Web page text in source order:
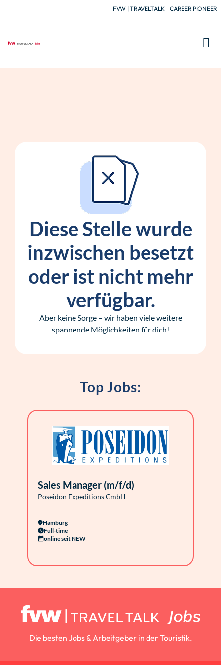
FVW | TRAVELTALK CAREER PIONEER
Diese Stelle wurde
inzwischen besetzt
oder ist nicht mehr
verfügbar.
Aber keine Sorge – wir haben viele weitere
spannende Möglichkeiten für dich!
Top Jobs:
Sales Manager (m/f/d)
Poseidon Expeditions GmbH
Hamburg
Full-time
online seit NEW
Die besten Jobs & Arbeitgeber in der Touristik.